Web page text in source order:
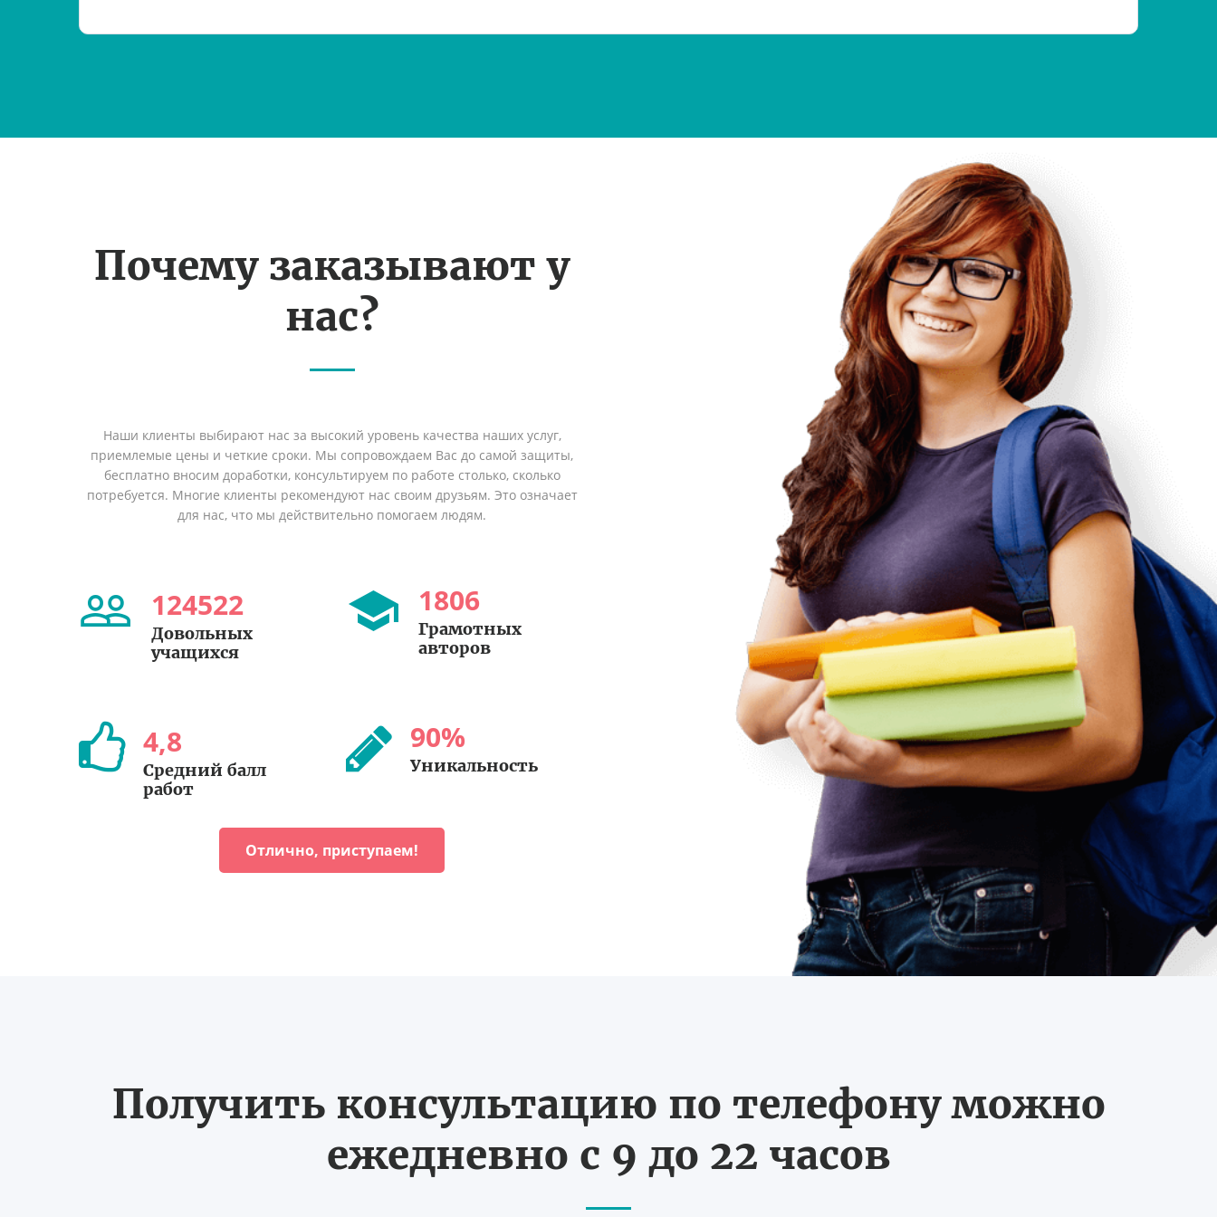
Почему заказывают у
нас?
Наши клиенты выбирают нас за высокий уровень качества наших услуг,
приемлемые цены и четкие сроки. Мы сопровождаем Вас до самой защиты,
бесплатно вносим доработки, консультируем по работе столько, сколько
потребуется. Многие клиенты рекомендуют нас своим друзьям. Это означает
для нас, что мы действительно помогаем людям.
124522
Довольных
учащихся
1806
Грамотных
авторов
4,8
Cредний балл
работ
90%
Уникальность
Отлично, приступаем!
Получить консультацию по телефону можно
ежедневно с 9 до 22 часов